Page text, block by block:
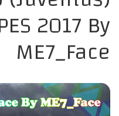
2017 By
ME7_Face